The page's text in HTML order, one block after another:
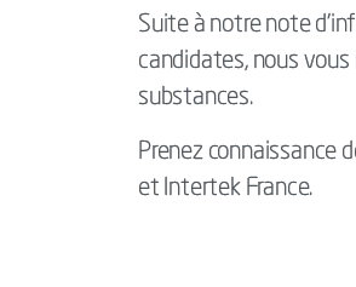
Suite à notre note
candidates, nous
substances.
Prenez connaissance
et Intertek France.